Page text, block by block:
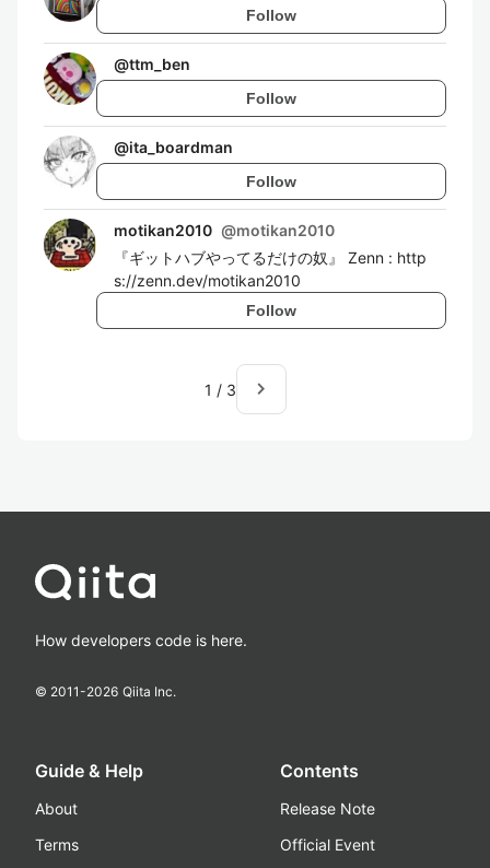
Follow
@ttm_ben
Follow
@ita_boardman
Follow
motikan2010 @motikan2010
『ギットハブやってるだけの奴』 Zenn : http
s://zenn.dev/motikan2010
Follow
1 / 3 navigate_next
How developers code is here.
© 2011-2026 Qiita Inc.
Guide & Help
About
Terms
Contents
Release Note
Official Event